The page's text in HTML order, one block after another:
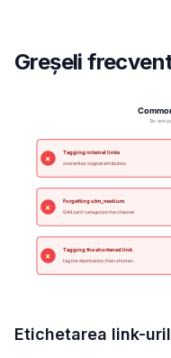
Greșeli
Etichetarea link-